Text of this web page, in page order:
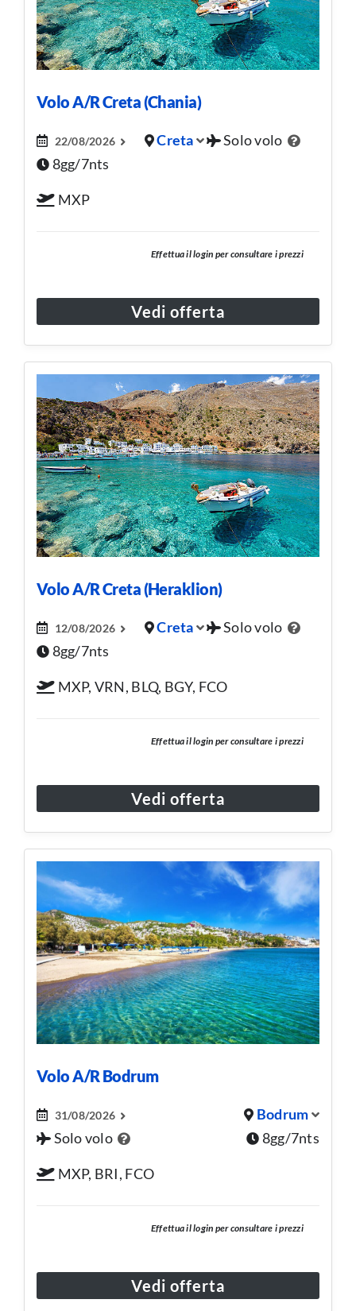
Volo A/R Creta (Chania)
22/08/2026 Creta
Solo volo
8gg/7nts
MXP
Effettua il login per consultare i prezzi
Vedi offerta
Volo A/R Creta (Heraklion)
12/08/2026 Creta
Solo volo
8gg/7nts
MXP, VRN, BLQ, BGY, FCO
Effettua il login per consultare i prezzi
Vedi offerta
Volo A/R Bodrum
31/08/2026
Bodrum
Solo volo
8gg/7nts
MXP, BRI, FCO
Effettua il login per consultare i prezzi
Vedi offerta